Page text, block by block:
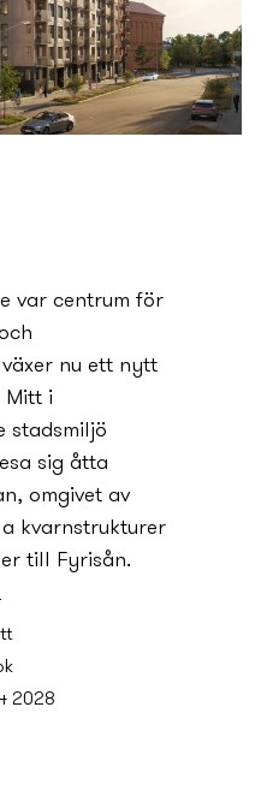
var centrum för
nu ett ny­tt
Mitt i
stadsmiljö
sig åtta
omgivet av
kvarnstrukturer
till Fyrisån.
2028